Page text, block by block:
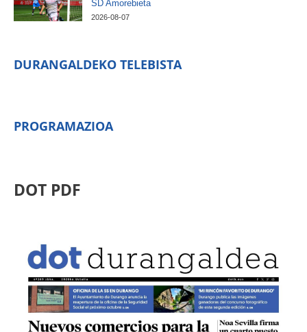
SD Amorebieta
2026-08-07
DURANGALDEKO TELEBISTA
PROGRAMAZIOA
DOT PDF